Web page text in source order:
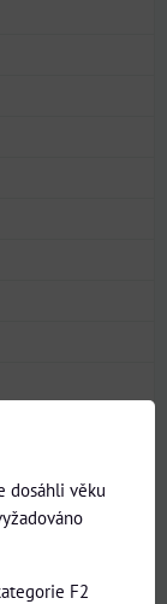
dosáhli věku
F2